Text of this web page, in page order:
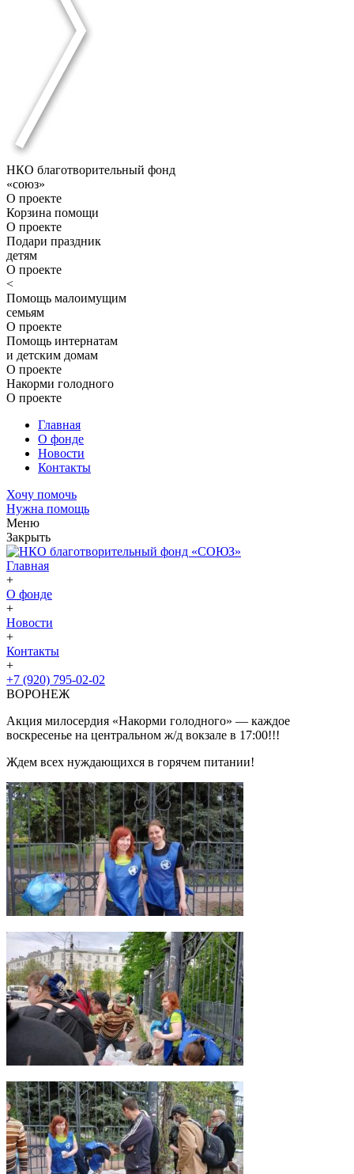
НКО благотворительный фонд
«союз»
О проекте
Корзина помощи
О проекте
Подари праздник
детям
О проекте
<
Помощь малоимущим
семьям
О проекте
Помощь интернатам
и детским домам
О проекте
Накорми голодного
О проекте
Главная
О фонде
Новости
Контакты
Хочу помочь
Нужна помощь
Меню
Закрыть
Главная
+
О фонде
+
Новости
+
Контакты
+
+7 (920) 795-02-02
ВОРОНЕЖ
Акция милосердия «Накорми голодного» — каждое
воскресенье на центральном ж/д вокзале в 17:00!!!
Ждем всех нуждающихся в горячем питании!